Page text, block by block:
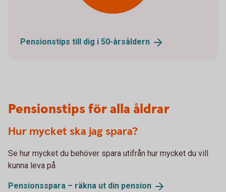
Pensionstips till dig i 50-årsåldern
Pensionstips för alla åldrar
Hur mycket ska jag spara?
Se hur mycket du behöver spara utifrån hur mycket du vill
kunna leva på.
Pensionsspara – räkna ut din pension